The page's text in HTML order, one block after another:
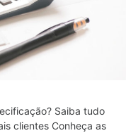
Saiba tudo
clientes Conheça as